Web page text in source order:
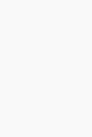
diện tích
chế biến nhỏ mà
sự kết hợp của